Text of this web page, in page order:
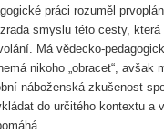
práci rozuměl
smyslu této cesty,
Má vědecko-
nikoho „obracet“,
náboženská zkušenost
do určitého kontextu a